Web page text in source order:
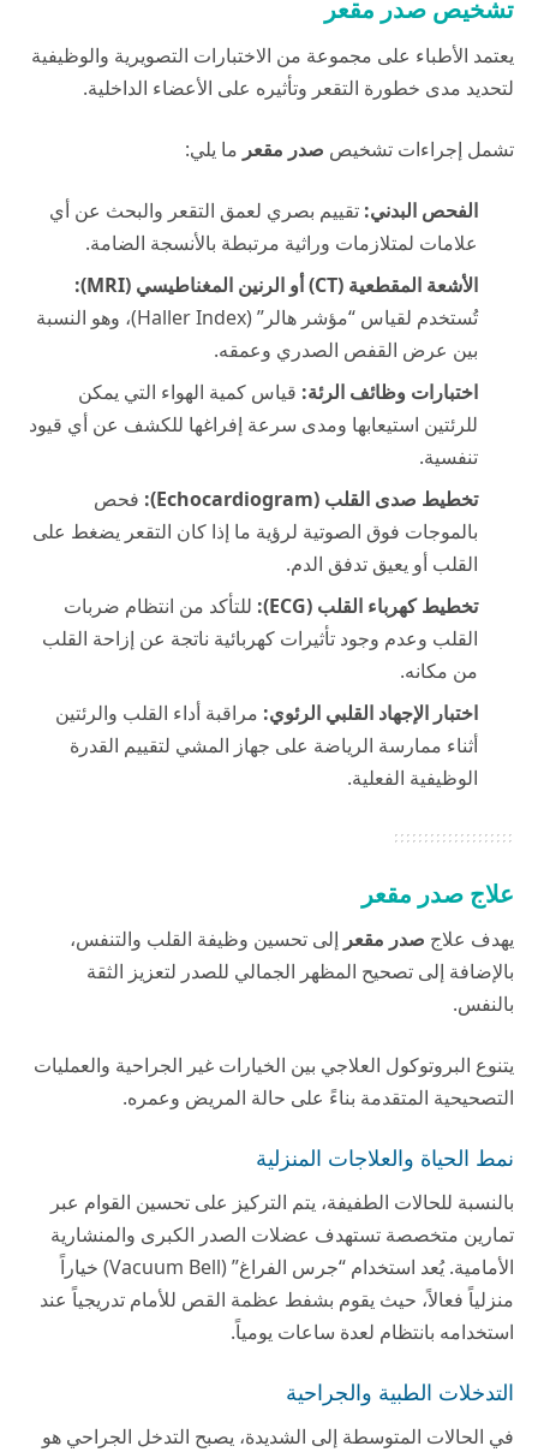
تشخيص صدر مقعر
يعتمد الأطباء على مجموعة من الاختبارات التصويرية والوظيفية
لتحديد مدى خطورة التقعر وتأثيره على الأعضاء الداخلية.
تشمل إجراءات تشخيص صدر مقعر ما يلي:
الفحص البدني: تقييم بصري لعمق التقعر والبحث عن أي
علامات لمتلازمات وراثية مرتبطة بالأنسجة الضامة.
الأشعة المقطعية (CT) أو الرنين المغناطيسي (MRI):
تُستخدم لقياس “مؤشر هالر” (Haller Index)، وهو النسبة
بين عرض القفص الصدري وعمقه.
اختبارات وظائف الرئة: قياس كمية الهواء التي يمكن
للرئتين استيعابها ومدى سرعة إفراغها للكشف عن أي قيود
تنفسية.
تخطيط صدى القلب (Echocardiogram):
فحص
بالموجات فوق الصوتية لرؤية ما إذا كان التقعر يضغط على
القلب أو يعيق تدفق الدم.
تخطيط كهرباء القلب (ECG):
للتأكد من انتظام ضربات
القلب وعدم وجود تأثيرات كهربائية ناتجة عن إزاحة القلب
من مكانه.
اختبار الإجهاد القلبي الرئوي: مراقبة أداء القلب والرئتين
أثناء ممارسة الرياضة على جهاز المشي لتقييم القدرة
الوظيفية الفعلية.
علاج صدر مقعر
يهدف علاج صدر مقعر إلى تحسين وظيفة القلب والتنفس،
بالإضافة إلى تصحيح المظهر الجمالي للصدر لتعزيز الثقة
بالنفس.
يتنوع البروتوكول العلاجي بين الخيارات غير الجراحية والعمليات
التصحيحية المتقدمة بناءً على حالة المريض وعمره.
نمط الحياة والعلاجات المنزلية
بالنسبة للحالات الطفيفة، يتم التركيز على تحسين القوام عبر
تمارين متخصصة تستهدف عضلات الصدر الكبرى والمنشارية
الأمامية. يُعد استخدام “جرس الفراغ” (Vacuum Bell) خياراً
منزلياً فعالاً، حيث يقوم بشفط عظمة القص للأمام تدريجياً عند
استخدامه بانتظام لعدة ساعات يومياً.
التدخلات الطبية والجراحية
في الحالات المتوسطة إلى الشديدة، يصبح التدخل الجراحي هو